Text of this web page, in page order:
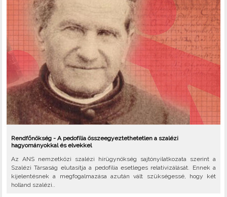
Rendfőnökség - A pedofília összeegyeztethetetlen a szalézi
hagyományokkal és elvekkel
Az ANS nemzetközi szalézi hírügynökség sajtónyilatkozata szerint a
Szalézi Társaság elutasítja a pedofília esetleges relativizálását. Ennek a
kijelentésnek a megfogalmazása azután vált szükségessé, hogy két
holland szalézi..